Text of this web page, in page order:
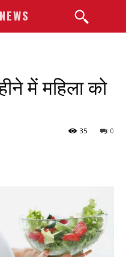
NEWS
में महिला को
0
35